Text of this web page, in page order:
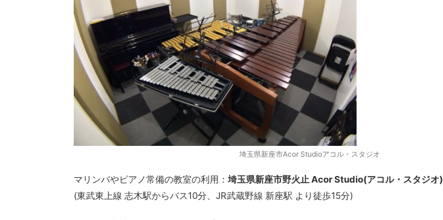
埼玉県新座市Acor Studioアコル・スタジオ
マリンバやピアノ常備の教室の利用： 埼玉県新座市野火止 Acor Studio(アコル・スタジオ)
(東武東上線 志木駅からバス10分、JR武蔵野線 新座駅 より徒歩15分)